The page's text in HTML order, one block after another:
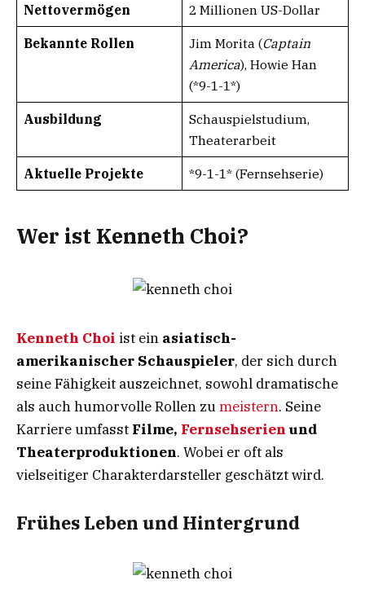
Nettovermögen 2 Millionen US-Dollar
Bekannte Rollen Jim Morita (Captain
America), Howie Han
(*9-1-1*)
Ausbildung
Schauspielstudium,
Theaterarbeit
Aktuelle Projekte *9-1-1* (Fernsehserie)
Wer ist Kenneth Choi?
Kenneth Choi ist ein asiatisch-
amerikanischer Schauspieler, der sich durch
seine Fähigkeit auszeichnet, sowohl dramatische
als auch humorvolle Rollen zumeistern. Seine
Karriere umfasst Filme, Fernsehserien und
Theaterproduktionen. Wobei er oft als
vielseitiger Charakterdarsteller geschätzt wird.
Frühes Leben und Hintergrund